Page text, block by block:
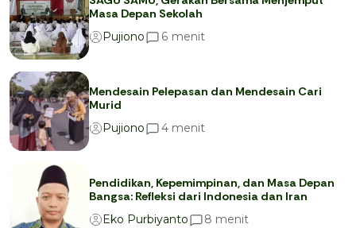
Masa Depan Sekolah
Pujiono
6 menit
Mendesain Pelepasan dan Mendesain Cari
Murid
Pujiono
4 menit
Pendidikan, Kepemimpinan, dan Masa Depan
Bangsa: Refleksi dari Indonesia dan Iran
Eko Purbiyanto
8 menit